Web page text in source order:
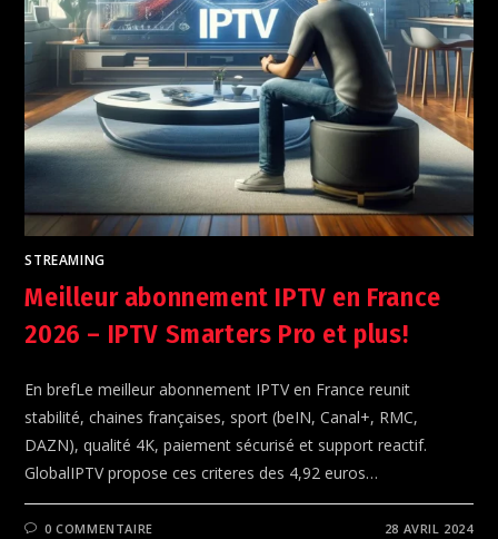
STREAMING
Meilleur abonnement IPTV en France
2026 – IPTV Smarters Pro et plus!
En brefLe meilleur abonnement IPTV en France reunit
stabilité, chaines françaises, sport (beIN, Canal+, RMC,
DAZN), qualité 4K, paiement sécurisé et support reactif.
GlobalIPTV propose ces criteres des 4,92 euros…
0 COMMENTAIRE 28 AVRIL 2024